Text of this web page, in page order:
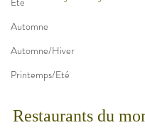
Automne
Automne/Hiver
Printemps/Eté
Restaurants du